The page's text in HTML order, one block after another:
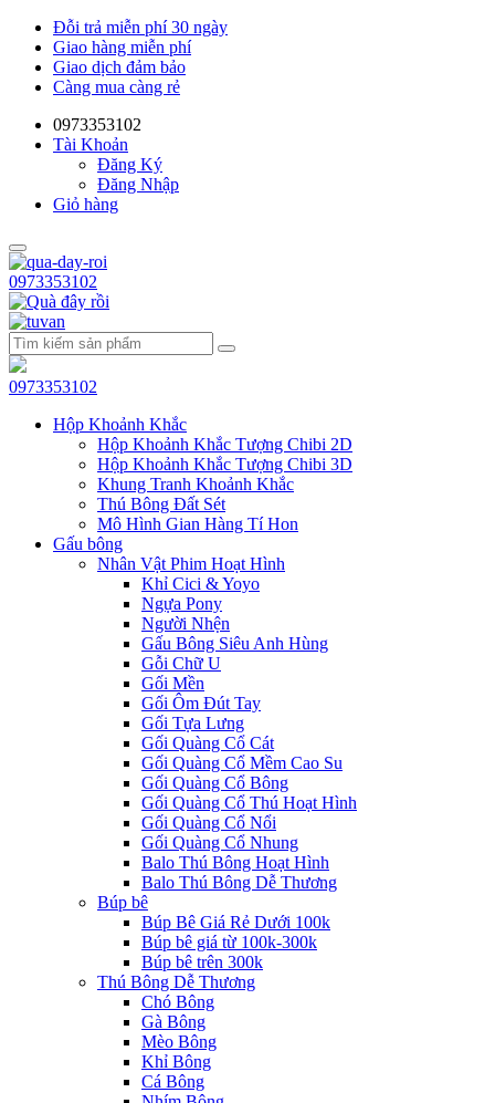
Đỗi trả miễn phí 30 ngày
Giao hàng miễn phí
Giao dịch đảm bảo
Càng mua càng rẻ
0973353102
Tài Khoản
Đăng Ký
Đăng Nhập
Giỏ hàng
0973353102
0973353102
Hộp Khoảnh Khắc
Hộp Khoảnh Khắc Tượng Chibi 2D
Hộp Khoảnh Khắc Tượng Chibi 3D
Khung Tranh Khoảnh Khắc
Thú Bông Đất Sét
Mô Hình Gian Hàng Tí Hon
Gấu bông
Nhân Vật Phim Hoạt Hình
Khỉ Cici & Yoyo
Ngựa Pony
Người Nhện
Gấu Bông Siêu Anh Hùng
Gỗi Chữ U
Gối Mền
Gối Ôm Đút Tay
Gối Tựa Lưng
Gối Quàng Cổ Cát
Gối Quàng Cổ Mềm Cao Su
Gối Quàng Cổ Bông
Gối Quàng Cổ Thú Hoạt Hình
Gối Quàng Cổ Nổi
Gối Quàng Cổ Nhung
Balo Thú Bông Hoạt Hình
Balo Thú Bông Dễ Thương
Búp bê
Búp Bê Giá Rẻ Dưới 100k
Búp bê giá từ 100k-300k
Búp bê trên 300k
Thú Bông Dễ Thương
Chó Bông
Gà Bông
Mèo Bông
Khỉ Bông
Cá Bông